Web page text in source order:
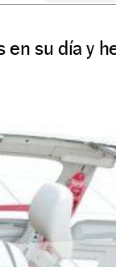
su día y